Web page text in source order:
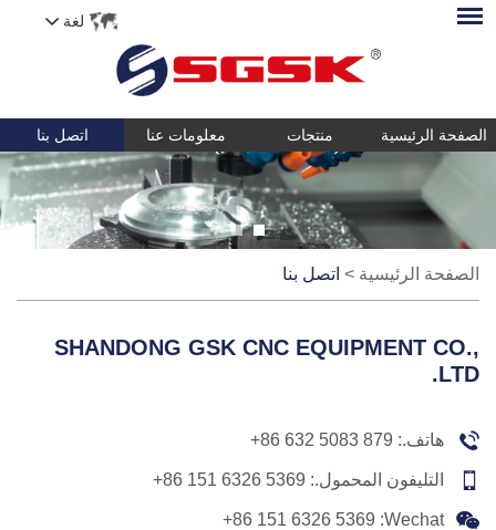
لغة
الصفحة الرئيسية منتجات معلومات عنا اتصل بنا
الصفحة الرئيسية > اتصل بنا
SHANDONG GSK CNC EQUIPMENT CO.,
LTD.
هاتف.: +86 632 5083 879
التليفون المحمول.: +86 151 6326 5369
Wechat:
+86 151 6326 5369